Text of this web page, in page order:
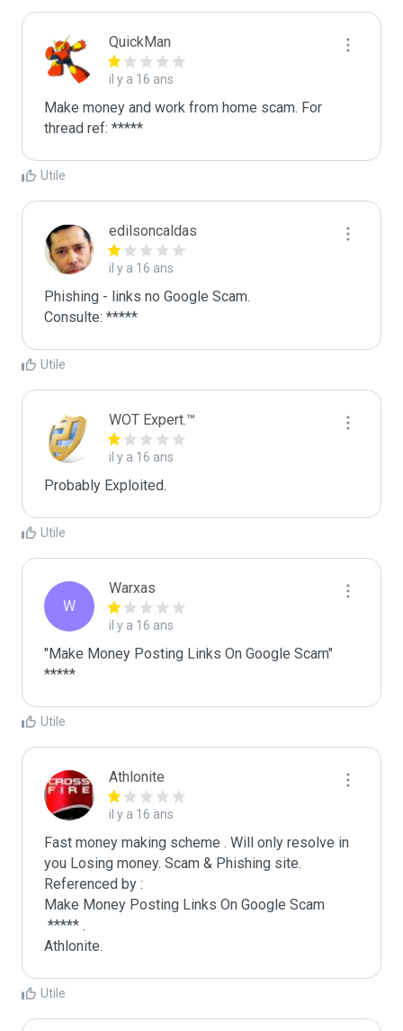
QuickMan
il y a 16 ans
Make money and work from home scam. For
thread ref: *****
Utile
edilsoncaldas
il y a 16 ans
Phishing - links no Google Scam.
Consulte: *****
Utile
WOT Expert.™
il y a 16 ans
Probably Exploited.
Utile
W
Warxas
il y a 16 ans
"Make Money Posting Links On Google Scam"
*****
Utile
Athlonite
il y a 16 ans
Fast money making scheme . Will only resolve in
you Losing money. Scam & Phishing site.
Referenced by :
Make Money Posting Links On Google Scam
Athlonite.
Utile